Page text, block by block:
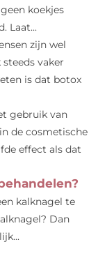
koekjes
Laat...
zijn wel
vaker
is dat botox
gebruik van
de cosmetische
effect als dat
kalknagel te
Dan